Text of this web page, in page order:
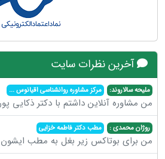
آخرین نظرات سایت
ملیحه سالاروند: مرکز مشاوره روانشناسی اقیانوس...
من مشاوره آنلاین داشتم با دکتر ذکایی
روژان محمدی : مطب دکتر فاطمه خزایی
من برای بوتاکس زیر بغل به مطب ایشون